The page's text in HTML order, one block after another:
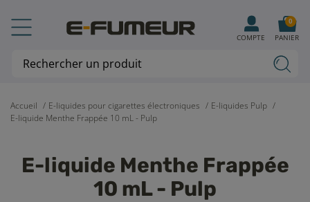
Accueil E-liquides pour cigarettes électroniques
E-liquides Pulp
E-liquide Menthe Frappée 10 mL - Pulp
E-liquide Menthe Frappée
10 mL - Pulp
COMPTE PANIER
0